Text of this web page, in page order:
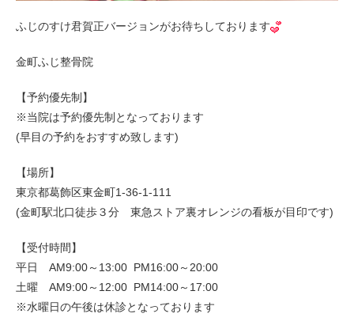
ふじのすけ君賀正バージョンがお待ちしております
金町ふじ整骨院
【予約優先制】
※当院は予約優先制となっております
(早目の予約をおすすめ致します)
【場所】
東京都葛飾区東金町1-36-1-111
(金町駅北口徒歩３分 東急ストア裏オレンジの看板が目印です)
【受付時間】
平日 AM9:00～13:00 PM16:00～20:00
土曜 AM9:00～12:00 PM14:00～17:00
※水曜日の午後は休診となっております